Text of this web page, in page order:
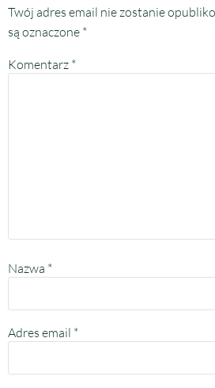
Twój adres email nie zostanie
są oznaczone *
Komentarz *
Nazwa *
Adres email *